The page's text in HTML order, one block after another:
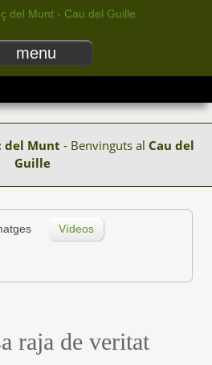
menu
del Munt - Benvinguts al Cau del
Guille
Vídeos
raja de veritat